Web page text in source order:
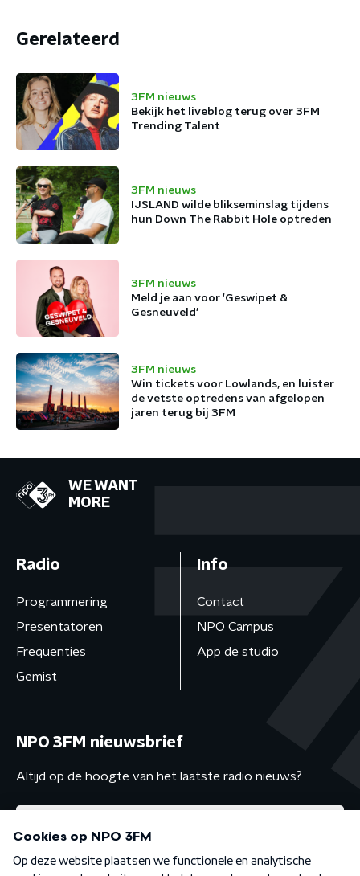
Gerelateerd
3FM nieuws
Bekijk het liveblog terug over 3FM
Trending Talent
3FM nieuws
IJSLAND wilde blikseminslag tijdens
hun Down The Rabbit Hole optreden
3FM nieuws
Meld je aan voor 'Geswipet &
Gesneuveld'
3FM nieuws
Win tickets voor Lowlands, en luister
de vetste optredens van afgelopen
jaren terug bij 3FM
WE WANT
MORE
Radio
Programmering
Presentatoren
Frequenties
Gemist
Info
Contact
NPO Campus
App de studio
NPO 3FM nieuwsbrief
Altijd op de hoogte van het laatste radio nieuws?